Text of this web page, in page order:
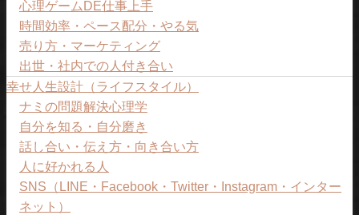
心理ゲームDE仕事上手
時間効率・ペース配分・やる気
売り方・マーケティング
出世・社内での人付き合い
幸せ人生設計（ライフスタイル）
ナミの問題解決心理学
自分を知る・自分磨き
話し合い・伝え方・向き合い方
人に好かれる人
SNS（LINE・Facebook・Twitter・Instagram・インター
ネット）